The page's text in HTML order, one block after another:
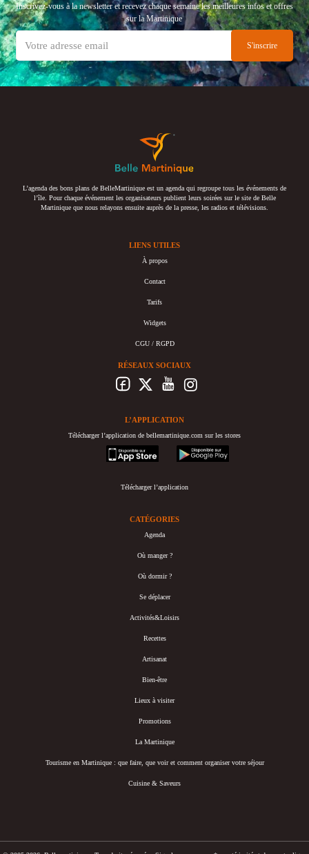
Inscrivez-vous à la newsletter et recevez chaque semaine les meilleures infos et offres
sur la Martinique
L’agenda des bons plans de BelleMartinique est un agenda qui regroupe tous les événements de
l’île. Pour chaque événement les organisateurs publient leurs soirées sur le site de Belle
Martinique que nous relayons ensuite auprès de la presse, les radios et télévisions.
LIENS UTILES
À propos
Contact
Tarifs
Widgets
CGU / RGPD
RÉSEAUX SOCIAUX
L’APPLICATION
Télécharger l’application de bellemartinique.com sur les stores
appstore
googleplay
Télécharger l’application
CATÉGORIES
Agenda
Où manger ?
Où dormir ?
Se déplacer
Activités&Loisirs
Recettes
Artisanat
Bien-être
Lieux à visiter
Promotions
La Martinique
Tourisme en Martinique : que faire, que voir et comment organiser votre séjour
Cuisine & Saveurs